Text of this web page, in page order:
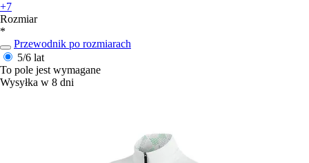
+7
Rozmiar
*
Przewodnik po rozmiarach
5/6 lat
To pole jest wymagane
Wysyłka w 8 dni